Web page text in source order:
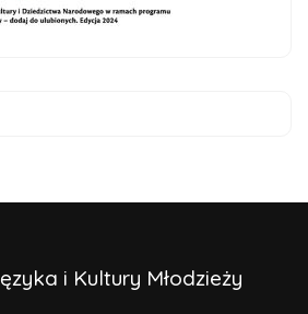
i Kultury Młodzieży